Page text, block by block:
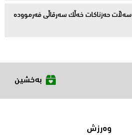
حەزناکات خەڵک سەرقاڵى فەرموودە
بەخشین
وەرزش